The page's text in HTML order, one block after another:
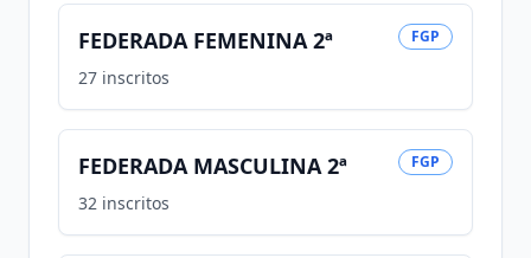
FEDERADA FEMENINA 2ª FGP
27 inscritos
FEDERADA MASCULINA 2ª FGP
32 inscritos